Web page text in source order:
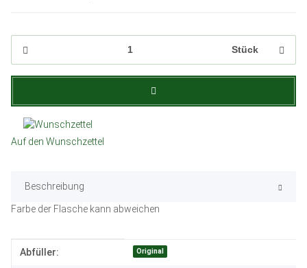
Stück
Auf den Wunschzettel
Beschreibung
Farbe der Flasche kann abweichen
Produkteigenschaft
Wert
Abfüller: Original